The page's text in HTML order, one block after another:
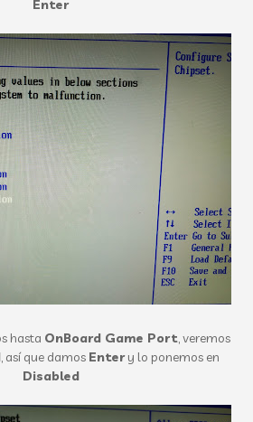
Enter
hasta OnBoard Game Port, veremos
, así que damos Entery lo ponemos en
Disabled